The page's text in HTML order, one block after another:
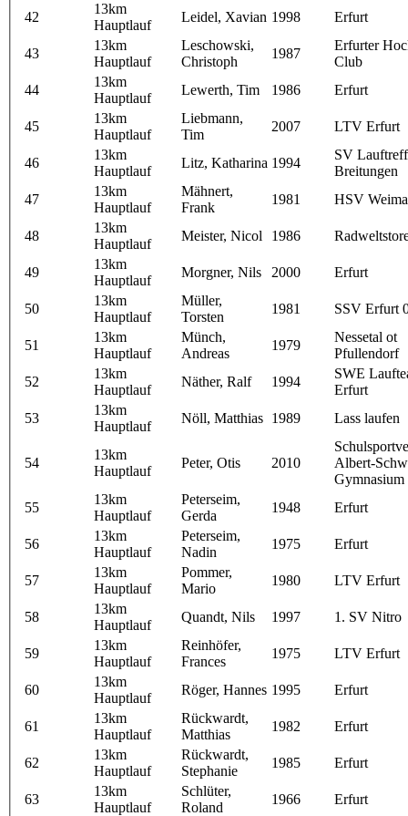
42
13km
Hauptlauf
Leidel, Xavian 1998 Erfurt
43
13km
Hauptlauf
Leschowski,
Christoph
1987
Erfurter
Club
44
13km
Hauptlauf
Lewerth, Tim 1986 Erfurt
45
13km
Hauptlauf
Liebmann,
Tim
2007 LTV Erfurt
46
13km
Hauptlauf
Litz, Katharina 1994
SV Lauftreff
Breitungen
47
13km
Hauptlauf
Mähnert,
Frank
1981 HSV
48
13km
Hauptlauf
Meister, Nicol 1986
49
13km
Hauptlauf
Morgner, Nils 2000 Erfurt
50
13km
Hauptlauf
Müller,
Torsten
1981 SSV Erfurt
51
13km
Hauptlauf
Münch,
Andreas
1979
Nessetal ot
Pfullendorf
52
13km
Hauptlauf
Näther, Ralf 1994
SWE
Erfurt
53
13km
Hauptlauf
Nöll, Matthias 1989 Lass laufen
54
13km
Hauptlauf
Peter, Otis 2010
Albert-
55
13km
Hauptlauf
Peterseim,
Gerda
1948 Erfurt
56
13km
Hauptlauf
Peterseim,
Nadin
1975 Erfurt
57
13km
Hauptlauf
Pommer,
Mario
1980 LTV Erfurt
58
13km
Hauptlauf
Quandt, Nils 1997 1. SV Nitro
59
13km
Hauptlauf
Reinhöfer,
Frances
1975 LTV Erfurt
60
13km
Hauptlauf
Röger, Hannes 1995 Erfurt
61
13km
Hauptlauf
Rückwardt,
Matthias
1982 Erfurt
62
13km
Hauptlauf
Rückwardt,
Stephanie
1985 Erfurt
63
13km
Hauptlauf
Schlüter,
Roland
1966 Erfurt